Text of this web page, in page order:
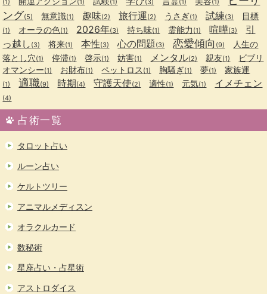
(1) (1) (1) (3) (1) (1)
ング(5) 無意識(1) 趣味(2) 旅行運(2) うさぎ(1) 試練(3) 目標
(1) オーラの色(1) 2026年(3) 持ち味(1) 霊能力 (1) 喧嘩(3)
引
っ越し (3) 将来(1) 本性(3) 心の問題 (3) 恋愛傾向 (9)
人生の
落とし穴(1) 停滞(1) 啓示(1) 妨害(1) メンタル(2) 親友(1)
ビブリ
オマンシー(1) お財布(1) ペットロス (1) 胸騒ぎ(1) 夢(1) 家族運
(1) 適職(9) 時期(4) 守護天使(2) 適性(1) 元気(1) イメチェン
(4)
占術一覧
タロット占い
ルーン占い
ケルトツリー
アニマルメディスン
オラクルカード
数秘術
星座占い・占星術
アストロダイス